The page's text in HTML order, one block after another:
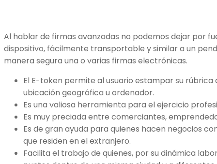
Al hablar de firmas avanzadas no podemos dejar por
dispositivo, fácilmente transportable y similar a un
manera segura una o varias firmas electrónicas.
El E-token permite al usuario estampar su rúbrica
ubicación geográfica u ordenador.
Es una valiosa herramienta para el ejercicio
Es muy preciada entre comerciantes,
Es de gran ayuda para quienes hacen negocios
que residen en el extranjero.
Facilita el trabajo de quienes, por su dinámica